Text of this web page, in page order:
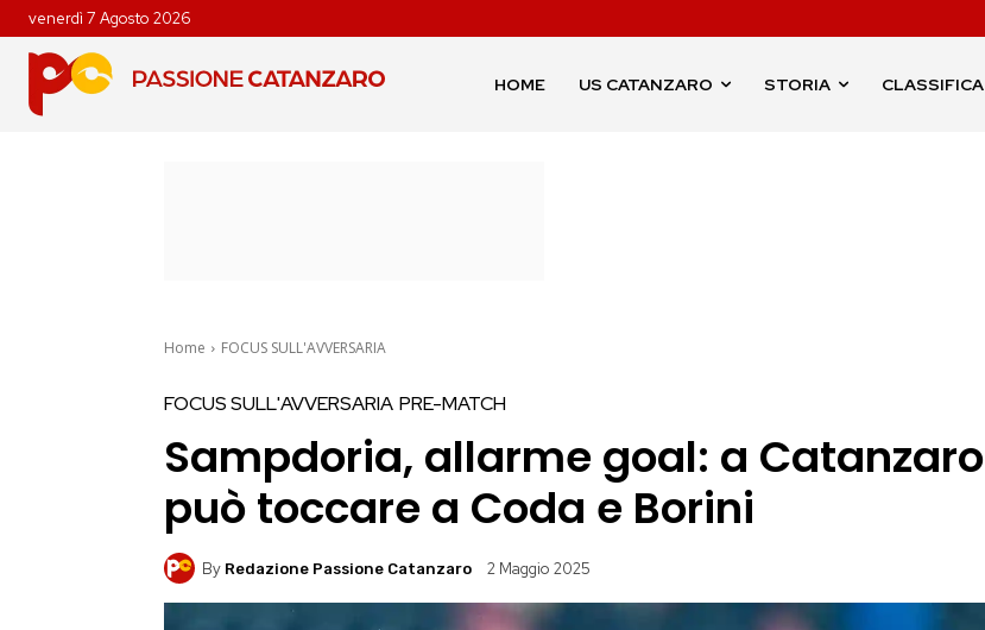
venerdì 7 Agosto 2026
HOME US CATANZARO STORIA CLASSIFICA
Home FOCUS SULL'AVVERSARIA
FOCUS SULL'AVVERSARIA PRE-MATCH
Sampdoria, allarme goal: a Catanzaro
può toccare a Coda e Borini
By Redazione Passione Catanzaro 2 Maggio 2025